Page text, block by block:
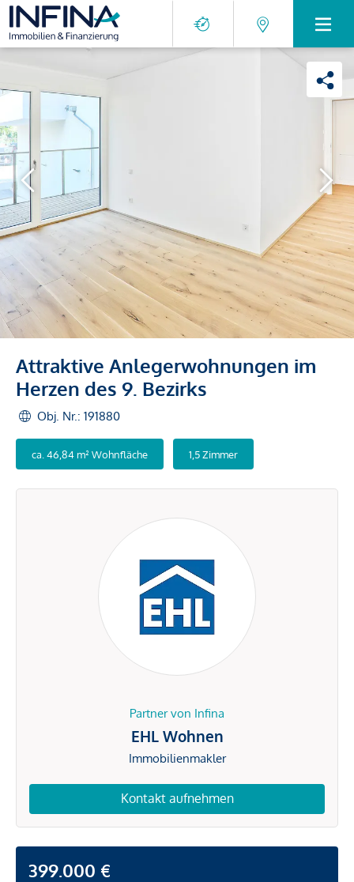
Attraktive Anlegerwohnungen im
Herzen des 9. Bezirks
Obj. Nr.: 191880
ca. 46,84 m² Wohnfläche 1,5 Zimmer
Partner von Infina
EHL Wohnen
Immobilienmakler
Kontakt aufnehmen
399.000 €